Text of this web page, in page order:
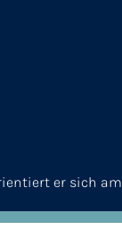
er sich am